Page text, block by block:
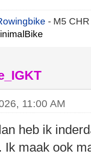
- M5
11:00 AM
heb ik
Ik maak ook